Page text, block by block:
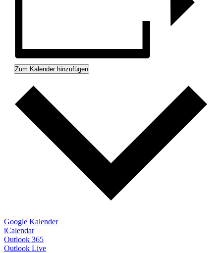
Zum Kalender hinzufügen
Google Kalender
iCalendar
Outlook 365
Outlook Live